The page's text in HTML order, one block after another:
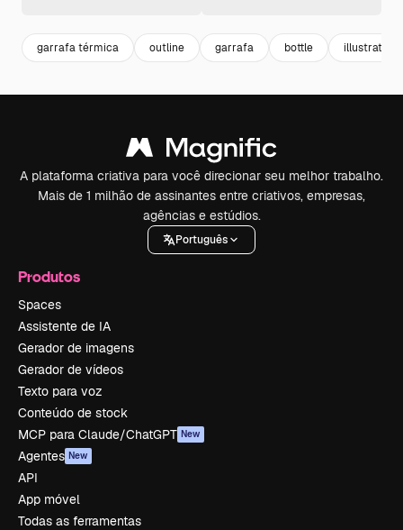
garrafa térmica outline garrafa bottle illustration
A plataforma criativa para você direcionar seu melhor trabalho.
Mais de 1 milhão de assinantes entre criativos, empresas,
agências e estúdios.
Português
Produtos
Spaces
Assistente de IA
Gerador de imagens
Gerador de vídeos
Texto para voz
Conteúdo de stock
MCP para Claude/ChatGPT New
Agentes New
API
App móvel
Todas as ferramentas